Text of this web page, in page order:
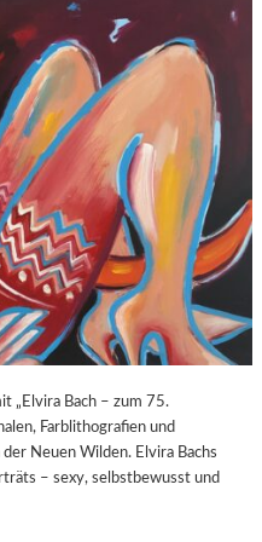
A
R
T
S
2
0
.
G
E
B
U
R
S
T
A
G
X
P
O
S
U
E
“
I
N
D
E
R
O
R
N
F
„Elvira Bach – zum 75.
Farblithografien und
Neuen Wilden. Elvira Bachs
– sexy, selbstbewusst und